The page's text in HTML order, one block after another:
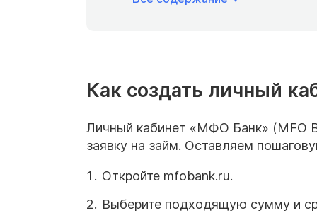
Как создать личный
Личный кабинет «МФО Банк» (MFO
заявку на займ. Оставляем
Откройте mfobank.ru.
Выберите подходящую сумму и